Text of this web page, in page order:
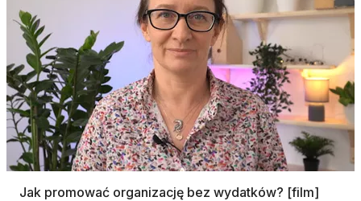
Jak promować organizację bez wydatków? [film]